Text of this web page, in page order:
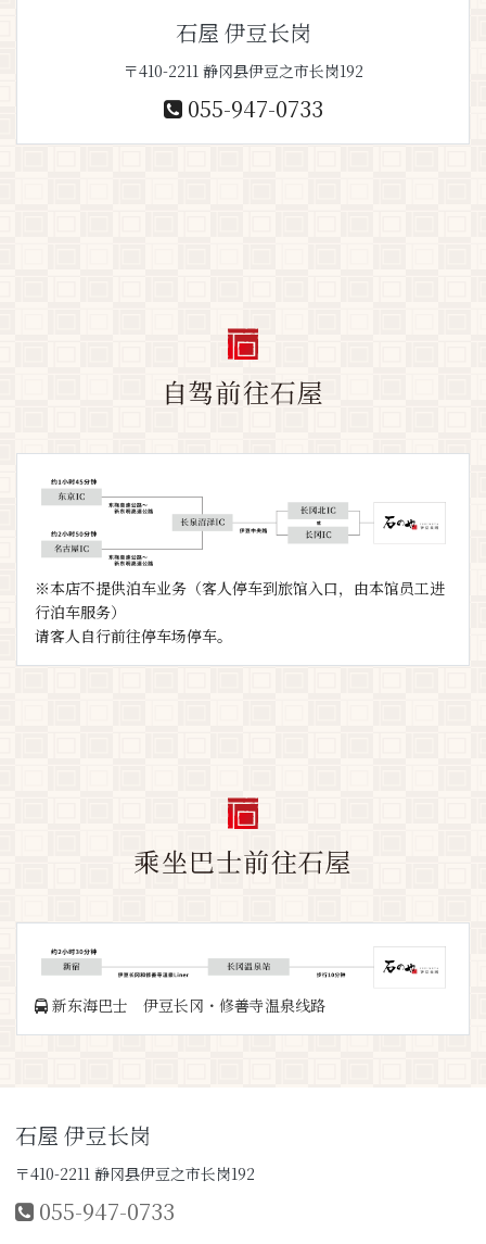
石屋 伊豆长岗
〒410-2211 静冈县伊豆之市长岗192
055-947-0733
※本店不提供泊车业务（客人停车到旅馆入口，由本馆员工进
行泊车服务）
请客人自行前往停车场停车。
新东海巴士 伊豆长冈・修善寺温泉线路
石屋 伊豆长岗
〒410-2211 静冈县伊豆之市长岗192
055-947-0733